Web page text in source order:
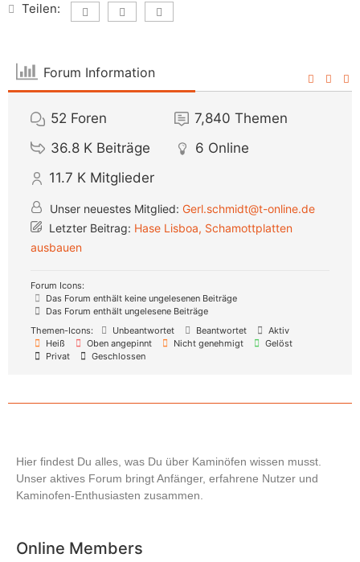
Teilen:
Forum Information
52 Foren 7,840 Themen
36.8 K Beiträge 6 Online
11.7 K Mitglieder
Unser neuestes Mitglied: Gerl.schmidt@t-online.de
Letzter Beitrag: Hase Lisboa, Schamottplatten
ausbauen
Forum Icons:
Das Forum enthält keine ungelesenen Beiträge
Das Forum enthält ungelesene Beiträge
Themen-Icons:
Unbeantwortet Beantwortet
Aktiv
Heiß
Oben angepinnt Nicht genehmigt
Gelöst
Privat
Geschlossen
Hier findest Du alles, was Du über Kaminöfen wissen musst.
Unser aktives Forum bringt Anfänger, erfahrene Nutzer und
Kaminofen-Enthusiasten zusammen.
Online Members